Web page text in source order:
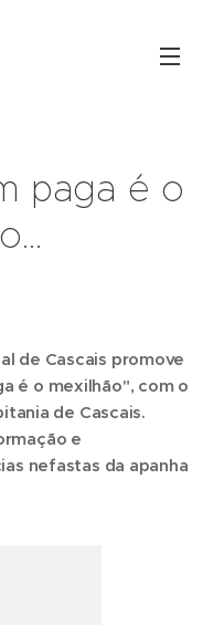
paga é o
de Cascais promove
é o mexilhão", com o
de Cascais.
e
nefastas da apanha